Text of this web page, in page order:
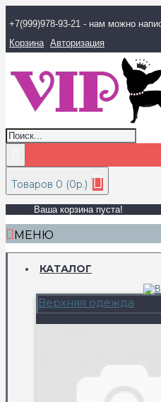
+7(999)978-93-21 - нам можно
Корзина Авторизация
Товаров 0 (0р.)
Ваша корзина пуста!
МЕНЮ
КАТАЛОГ
Верхняя одежда